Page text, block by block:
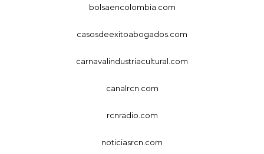
bolsaencolombia.com
casosdeexitoabogados.com
carnavalindustriacultural.com
canalrcn.com
rcnradio.com
noticiasrcn.com